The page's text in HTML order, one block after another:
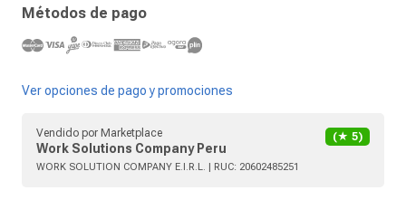
Métodos de pago
Ver opciones de pago y promociones
Vendido por Marketplace
Work Solutions Company Peru
(★ 5)
WORK SOLUTION COMPANY E.I.R.L. | RUC: 20602485251